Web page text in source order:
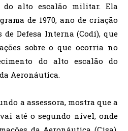
do alto escalão militar. Ela
de 1970, ano de criação
de Defesa Interna (Codi), que
sobre o que ocorria no
do alto escalão do
Aeronáutica.
a assessora, mostra que a
até o segundo nível, onde